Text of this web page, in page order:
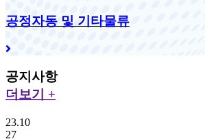
공정자동 및 기타물류
공지사항
더보기 +
23.10
27